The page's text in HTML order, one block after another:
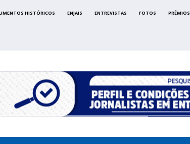
HISTÓRICOS ENJAIS ENTREVISTAS FOTOS PRÊMIOS